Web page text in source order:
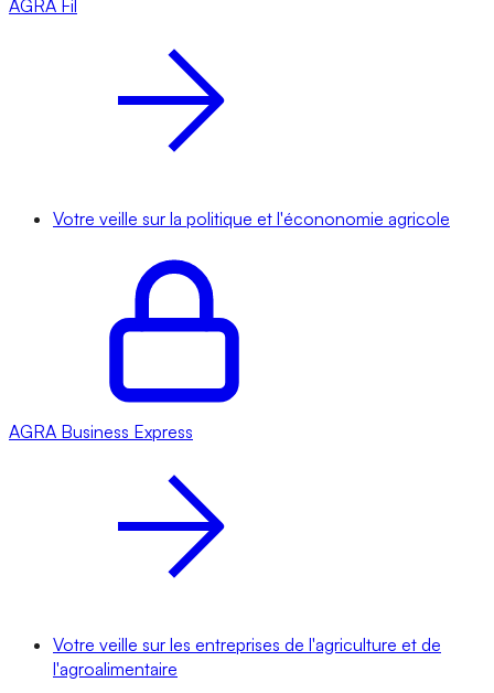
AGRA Fil
Votre veille sur la politique et l'écononomie agricole
AGRA Business Express
Votre veille sur les entreprises de l'agriculture et de
l'agroalimentaire